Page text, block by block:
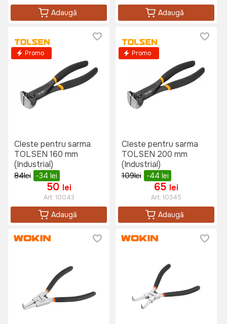
Adaugă Adaugă
Promo
Cleste pentru sarma
TOLSEN 160 mm
(Industrial)
84lei -34 lei
50 lei
Art: 10043
Adaugă
Promo
Cleste pentru sarma
TOLSEN 200 mm
(Industrial)
109lei -44 lei
65 lei
Art: 10345
Adaugă